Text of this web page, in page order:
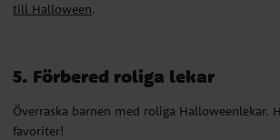
till Halloween.
5. Förbered roliga lekar
Överraska barnen med roliga Halloweenlekar.
favoriter!